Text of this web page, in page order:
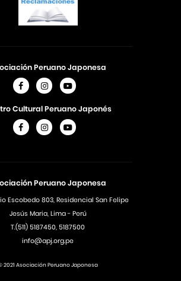
Peruano Japonesa
Escobedo 803, Residencial San Felipe
Jesús Maria, Lima - Perú
T.(511) 5187450, 5187500
info@apj.org.pe
Peruano Japonesa
Cultural Peruano Japonés
2021 Asociación Peruano Japonesa